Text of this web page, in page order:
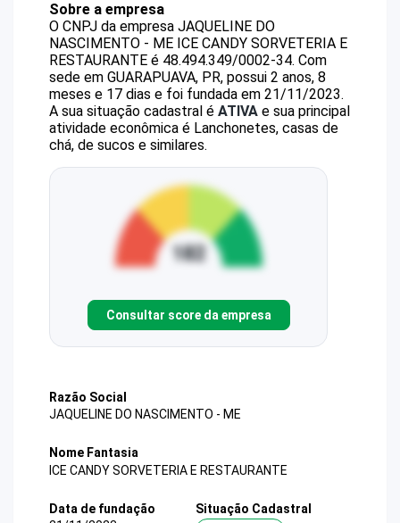
Sobre a empresa
O CNPJ da empresa JAQUELINE DO
NASCIMENTO - ME ICE CANDY SORVETERIA E
RESTAURANTE é 48.494.349/0002-34. Com
sede em GUARAPUAVA, PR, possui 2 anos, 8
meses e 17 dias e foi fundada em 21/11/2023.
A sua situação cadastral é ATIVA e sua principal
atividade econômica é Lanchonetes, casas de
chá, de sucos e similares.
Consultar score da empresa
Razão Social
JAQUELINE DO NASCIMENTO - ME
Nome Fantasia
ICE CANDY SORVETERIA E RESTAURANTE
Data de fundação
Situação Cadastral